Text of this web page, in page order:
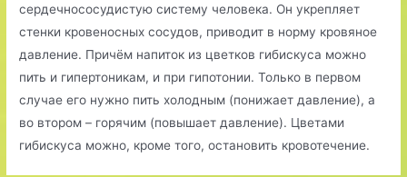
сердечнососудистую систему человека. Он укрепляет
стенки кровеносных сосудов, приводит в норму кровяное
давление. Причём напиток из цветков гибискуса можно
пить и гипертоникам, и при гипотонии. Только в первом
случае его нужно пить холодным (понижает давление), а
во втором – горячим (повышает давление). Цветами
гибискуса можно, кроме того, остановить кровотечение.